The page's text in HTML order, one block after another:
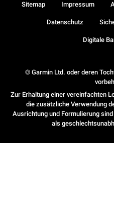
© Garmin Ltd. oder deren
Zur Erhaltung einer vereinfachten
die zusätzliche Verwendung
Ausrichtung und Formulierung
als
Sitemap Impressum
Datenschutz
Digitale